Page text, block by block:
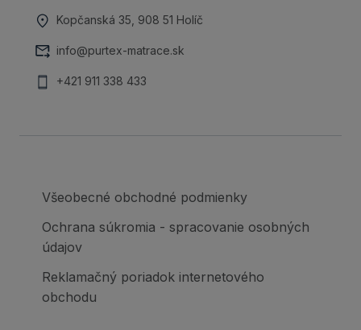
Kopčanská 35, 908 51 Holíč
info@purtex-matrace.sk
+421 911 338 433
Všeobecné obchodné podmienky
Ochrana súkromia - spracovanie osobných
údajov
Reklamačný poriadok internetového
obchodu